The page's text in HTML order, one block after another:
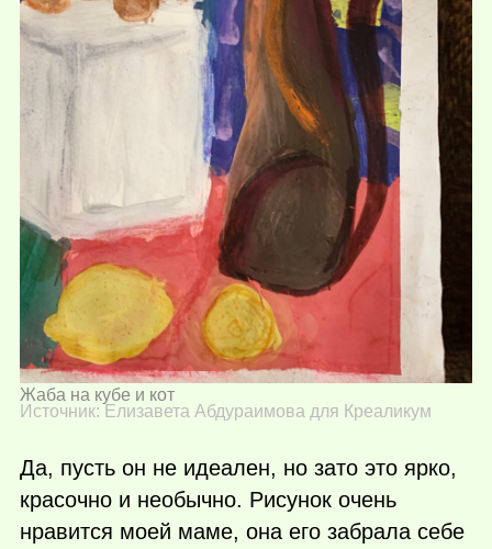
Жаба на кубе и кот
Источник: Елизавета Абдураимова для Креаликум
Да, пусть он не идеален, но зато это ярко,
красочно и необычно. Рисунок очень
нравится моей маме, она его забрала себе